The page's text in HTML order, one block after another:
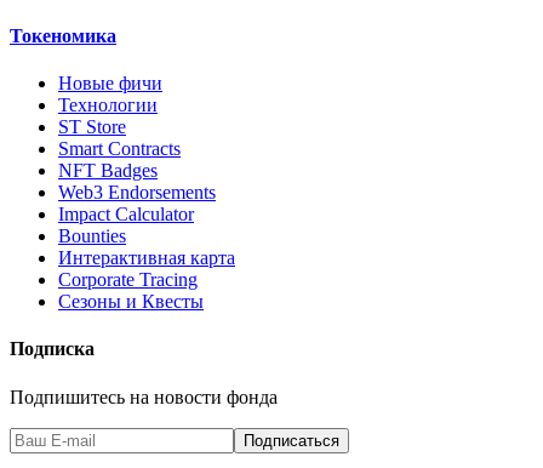
Токеномика
Новые фичи
Технологии
ST Store
Smart Contracts
NFT Badges
Web3 Endorsements
Impact Calculator
Bounties
Интерактивная карта
Corporate Tracing
Сезоны и Квесты
Подписка
Подпишитесь на новости фонда
Подписаться